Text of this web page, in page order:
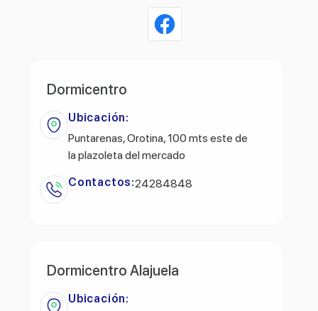
Dormicentro
Ubicación:
Puntarenas, Orotina, 100 mts este de
la plazoleta del mercado
Contactos:24284848
Dormicentro Alajuela
Ubicación: